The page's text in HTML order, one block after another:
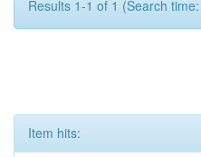
Results 1-1 of 1 (Search
Item hits: